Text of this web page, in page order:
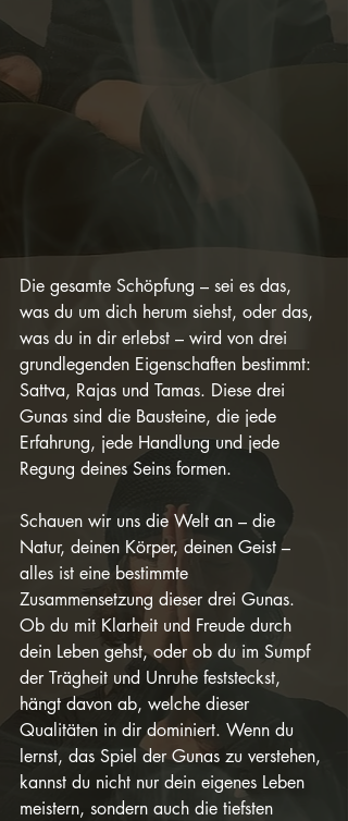
Die gesamte Schöpfung – sei es das,
was du um dich herum siehst, oder das,
was du in dir erlebst – wird von drei
grundlegenden Eigenschaften bestimmt:
Sattva, Rajas und Tamas. Diese drei
Gunas sind die Bausteine, die jede
Erfahrung, jede Handlung und jede
Regung deines Seins formen.
Schauen wir uns die Welt an – die
Natur, deinen Körper, deinen Geist –
alles ist eine bestimmte
Zusammensetzung dieser drei Gunas.
Ob du mit Klarheit und Freude durch
dein Leben gehst, oder ob du im Sumpf
der Trägheit und Unruhe feststeckst,
hängt davon ab, welche dieser
Qualitäten in dir dominiert. Wenn du
lernst, das Spiel der Gunas zu verstehen,
kannst du nicht nur dein eigenes Leben
meistern, sondern auch die tiefsten